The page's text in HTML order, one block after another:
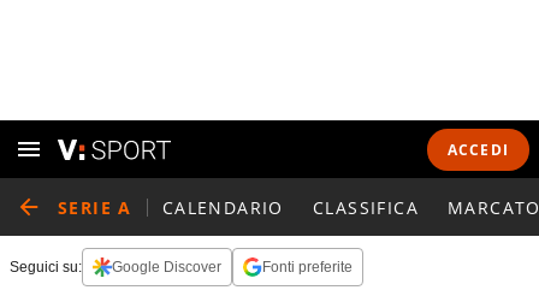
ACCEDI
SERIE A CALENDARIO CLASSIFICA
Seguici su: Google Discover Fonti preferite